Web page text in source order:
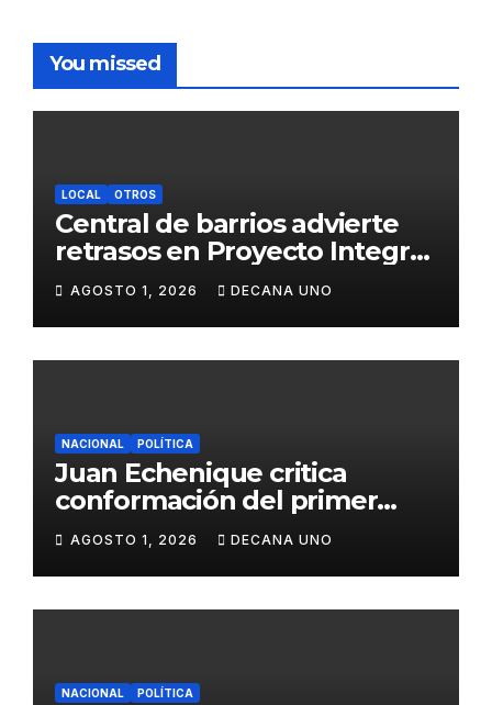
You missed
LOCAL OTROS
Central de barrios advierte
retrasos en Proyecto Integral
de Agua y Alcantarillado para
Juliaca
AGOSTO 1, 2026 DECANA UNO
NACIONAL POLÍTICA
Juan Echenique critica
conformación del primer
gabinete ministerial de Keiko
Fujimori
AGOSTO 1, 2026 DECANA UNO
NACIONAL POLÍTICA